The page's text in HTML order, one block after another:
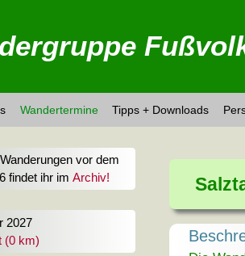
Wandertermine Tipps + Downloads
vor dem
findet ihr im Archiv!
2027
(0 km)